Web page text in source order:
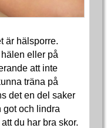
är hälsporre.
eller på
att inte
träna på
det en del saker
got och lindra
du har bra skor.